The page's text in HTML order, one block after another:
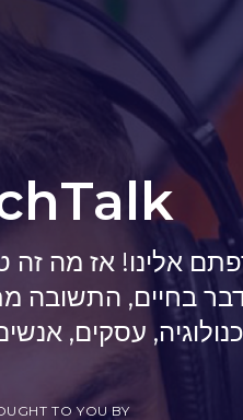
אלינו! אז מה זה
בחיים, התשובה
עסקים,
TO YOU BY